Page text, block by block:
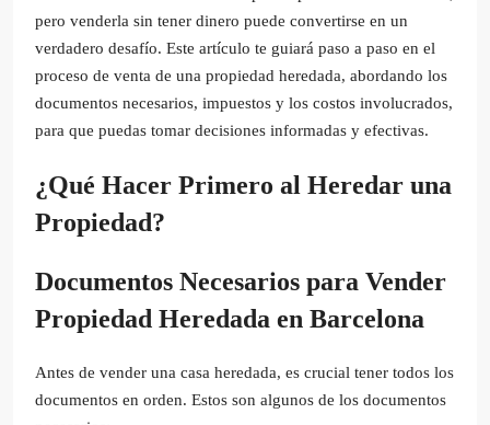
pero venderla sin tener dinero puede convertirse en un
verdadero desafío. Este artículo te guiará paso a paso en el
proceso de venta de una propiedad heredada, abordando los
documentos necesarios, impuestos y los costos involucrados,
para que puedas tomar decisiones informadas y efectivas.
¿Qué Hacer Primero al Heredar una
Propiedad?
Documentos Necesarios para Vender
Propiedad Heredada en Barcelona
Antes de vender una casa heredada, es crucial tener todos los
documentos en orden. Estos son algunos de los documentos